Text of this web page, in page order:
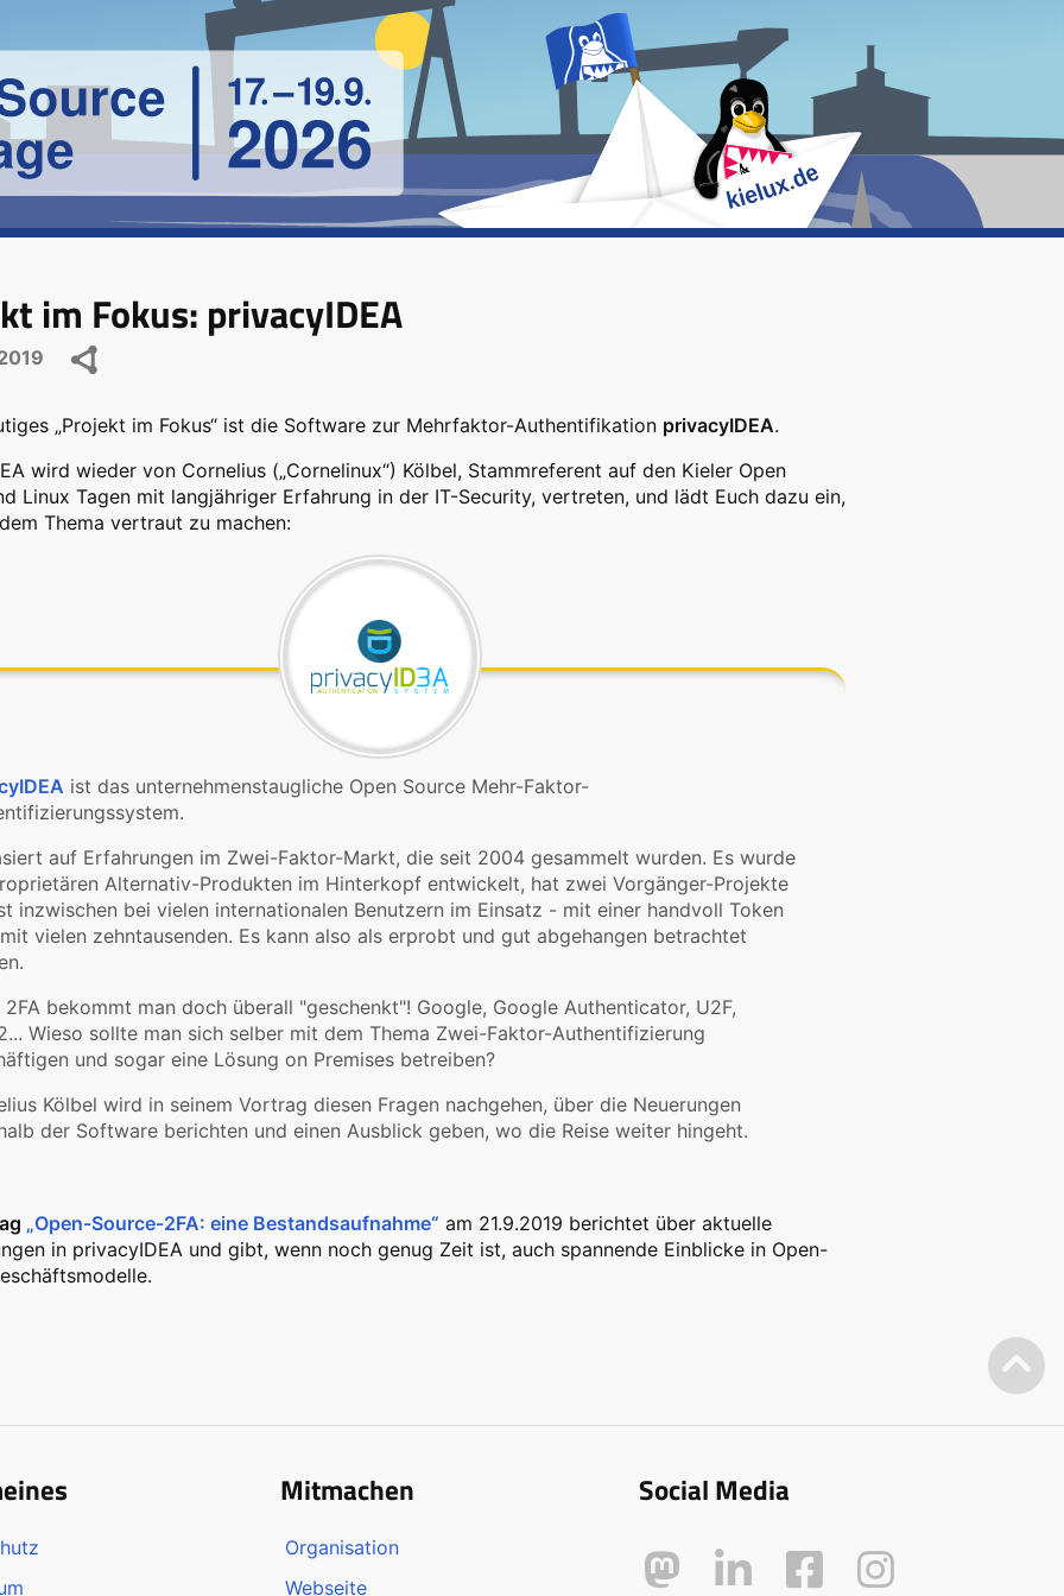
im Fokus: privacyIDEA
„Projekt im Fokus“ ist die Software zur Mehrfaktor-Authentifikation privacyIDEA.
wird wieder von Cornelius („Cornelinux“) Kölbel, Stammreferent auf den Kieler Open
Linux Tagen mit langjähriger Erfahrung in der IT-Security, vertreten, und lädt Euch dazu ein,
Thema vertraut zu machen:
ist das unternehmenstaugliche Open Source Mehr-Faktor-
auf Erfahrungen im Zwei-Faktor-Markt, die seit 2004 gesammelt wurden. Es wurde
Alternativ-Produkten im Hinterkopf entwickelt, hat zwei Vorgänger-Projekte
inzwischen bei vielen internationalen Benutzern im Einsatz - mit einer handvoll Token
vielen zehntausenden. Es kann also als erprobt und gut abgehangen betrachtet
2FA bekommt man doch überall "geschenkt"! Google, Google Authenticator, U2F,
Wieso sollte man sich selber mit dem Thema Zwei-Faktor-Authentifizierung
und sogar eine Lösung on Premises betreiben?
Kölbel wird in seinem Vortrag diesen Fragen nachgehen, über die Neuerungen
der Software berichten und einen Ausblick geben, wo die Reise weiter hingeht.
„Open-Source-2FA: eine Bestandsaufnahme“ am 21.9.2019 berichtet über aktuelle
in privacyIDEA und gibt, wenn noch genug Zeit ist, auch spannende Einblicke in Open-
Mitmachen
Organisation
Webseite
Social Media